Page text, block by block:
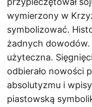
wymierzony w
symbolizować.
żadnych dowodów.
użyteczna.
odbierało nowości
absolutyzmu i
piastowską